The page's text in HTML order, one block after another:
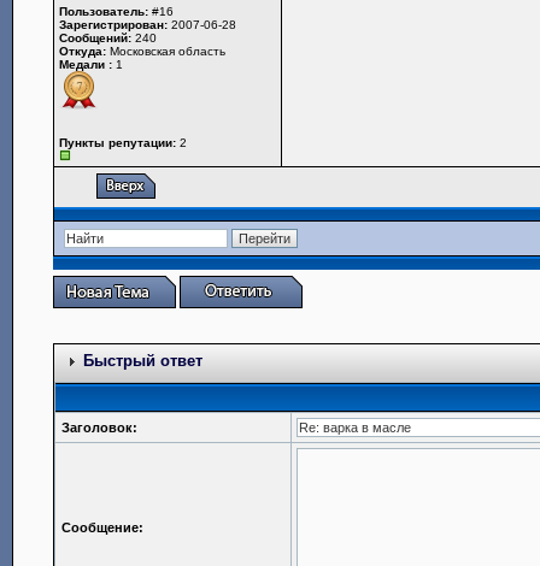
Пользователь: #16
Зарегистрирован: 2007-06-28
Сообщений: 240
Откуда: Московская область
Медали : 1
Пункты репутации: 2
Быстрый ответ
Заголовок:
Сообщение: